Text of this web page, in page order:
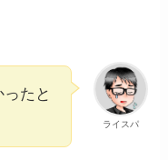
ライスパ
たと